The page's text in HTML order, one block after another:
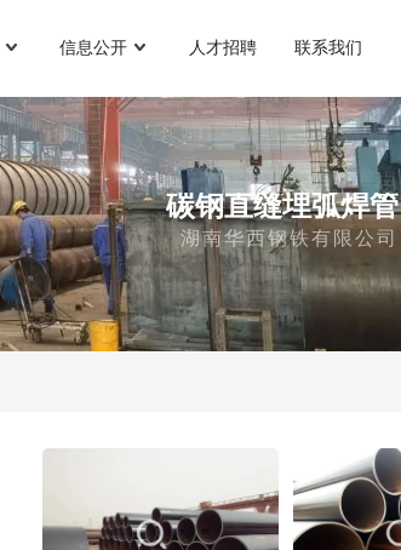
信息公开 人才招聘 联系我们
碳钢直缝埋弧焊管
湖南华西钢铁有限公司